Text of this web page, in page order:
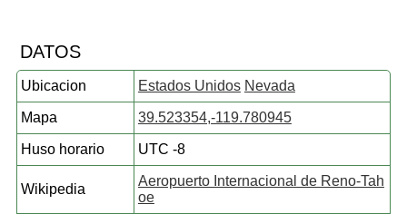
DATOS
Ubicacion Estados Unidos Nevada
Mapa 39.523354,-119.780945
Huso horario UTC -8
Wikipedia
Aeropuerto Internacional de Reno-Tah
oe